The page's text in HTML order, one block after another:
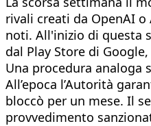
rivali creati da OpenAI
noti. All'inizio di questa
dal Play Store di
Una procedura analoga
All’epoca l’Autorità
bloccò per un mese. Il
provvedimento